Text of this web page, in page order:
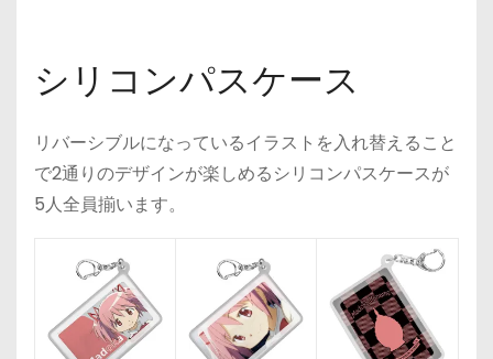
シリコンパスケース
リバーシブルになっているイラストを入れ替えること
で2通りのデザインが楽しめるシリコンパスケースが
5人全員揃います。